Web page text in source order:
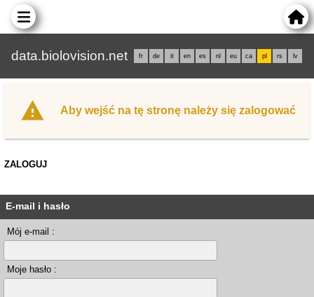
data.biolovision.net fr de it en es nl eu ca pl rs lv
Aby wejść na tę stronę należy się zalogować
ZALOGUJ
E-mail i hasło
Mój e-mail :
Moje hasło :